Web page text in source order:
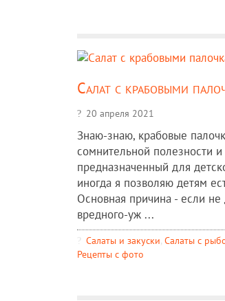
Салат с крабовыми
20 апреля 2021
Знаю-знаю, крабовые
сомнительной полезности
предназначенный для
иногда я позволяю детям
Основная причина - если не
вредного-уж ...
Салаты и закуски, Салаты с
Рецепты c фото